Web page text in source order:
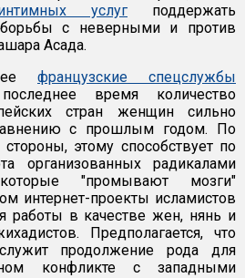
услуг поддержать
с неверными и против
Асада.
французские спецслужбы
время количество
стран женщин сильно
с прошлым годом. По
этому способствует по
организованных радикалами
"промывают мозги"
интернет-проекты исламистов
работы в качестве жен, нянь и
Предполагается, что
продолжение рода для
конфликте с западными